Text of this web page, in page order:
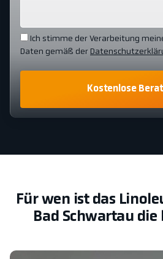
Ich stimme der Verarbeitung
Daten gemäß der
Kostenlose
Für wen ist das
Bad Schwartau die